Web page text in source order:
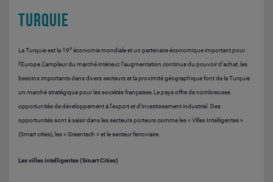
TURQUIE
La Turquie est la 19e économie mondiale et un partenaire économique important pour
l’Europe.L’ampleur du marché intérieur, l’augmentation continue du pouvoir d’achat, les
besoins importants dans divers secteurs et la proximité géographique font de la Turquie
un marché stratégique pour les sociétés françaises. Le pays offre de nombreuses
opportunités de développement à l’export et d’investissement industriel. Des
opportunités sont à saisir dans les secteurs porteurs comme les « Villes Intelligentes »
(Smart cities), les « Greentech » et le secteur ferroviaire.
Les villes intelligentes (Smart Cities)